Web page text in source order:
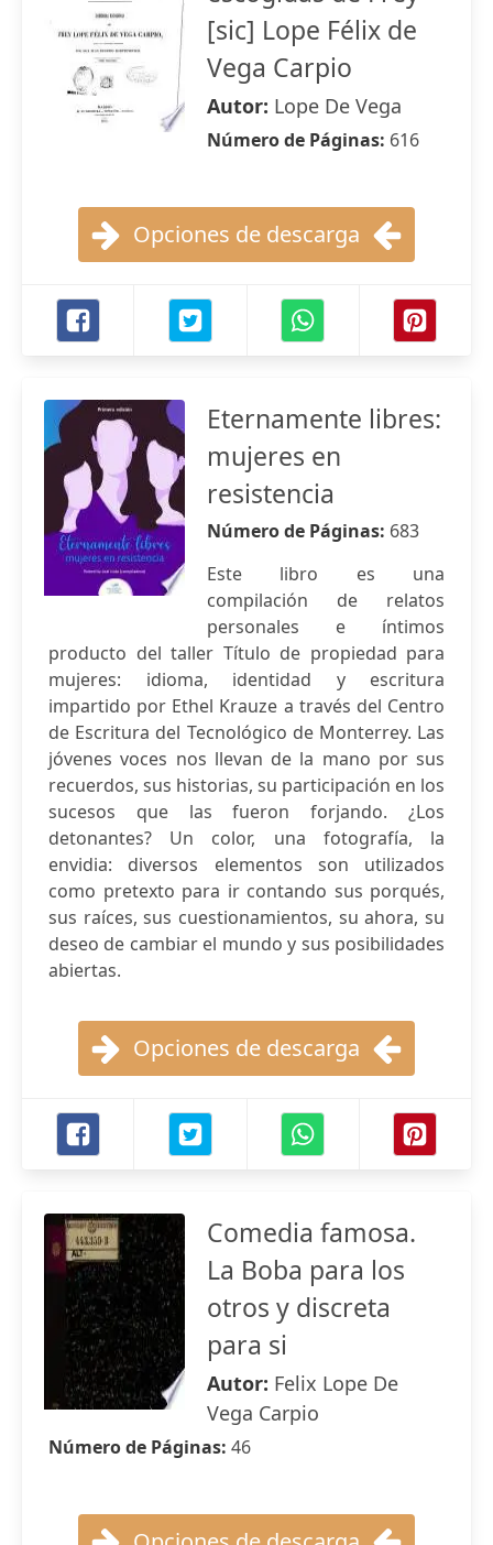
[sic] Lope Félix de
Vega Carpio
Autor: Lope De Vega
Número de Páginas: 616
Opciones de descarga
Eternamente libres:
mujeres en
resistencia
Número de Páginas: 683
Este libro es una
compilación de relatos
personales e íntimos
producto del taller Título de propiedad para
mujeres: idioma, identidad y escritura
impartido por Ethel Krauze a través del Centro
de Escritura del Tecnológico de Monterrey. Las
jóvenes voces nos llevan de la mano por sus
recuerdos, sus historias, su participación en los
sucesos que las fueron forjando. ¿Los
detonantes? Un color, una fotografía, la
envidia: diversos elementos son utilizados
como pretexto para ir contando sus porqués,
sus raíces, sus cuestionamientos, su ahora, su
deseo de cambiar el mundo y sus posibilidades
abiertas.
Opciones de descarga
Comedia famosa.
La Boba para los
otros y discreta
para si
Autor: Felix Lope De
Vega Carpio
Número de Páginas: 46